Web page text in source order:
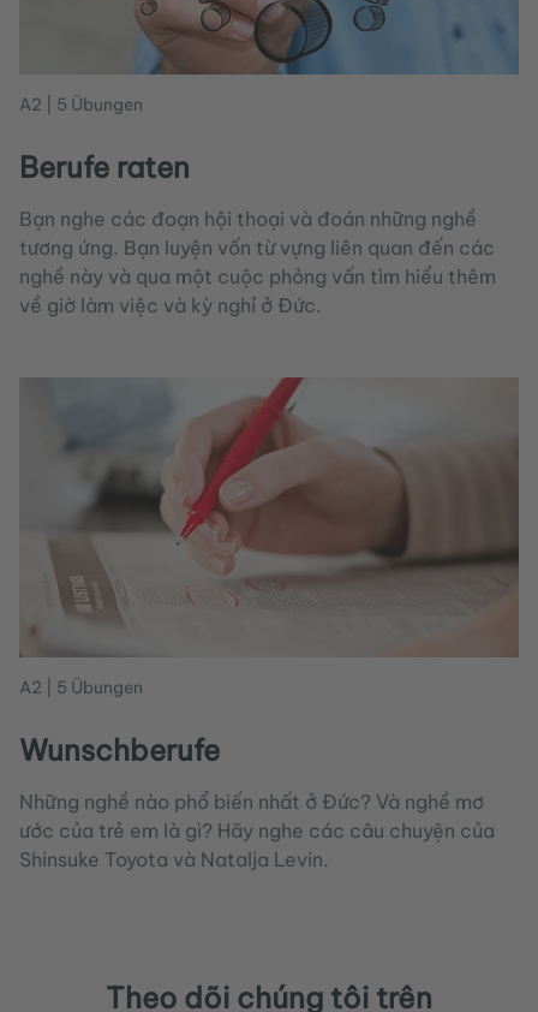
A2 | 5 Übungen
Berufe raten
Bạn nghe các đoạn hội thoại và đoán những nghề
tương ứng. Bạn luyện vốn từ vựng liên quan đến các
nghề này và qua một cuộc phỏng vấn tìm hiểu thêm
về giờ làm việc và kỳ nghỉ ở Đức.
A2 | 5 Übungen
Wunschberufe
Những nghề nào phổ biến nhất ở Đức? Và nghề mơ
ước của trẻ em là gì? Hãy nghe các câu chuyện của
Shinsuke Toyota và Natalja Levin.
Theo dõi chúng tôi trên